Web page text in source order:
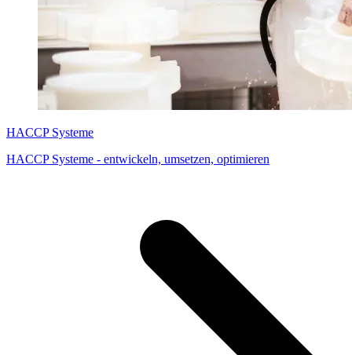
HACCP Systeme
HACCP Systeme - entwickeln, umsetzen, optimieren